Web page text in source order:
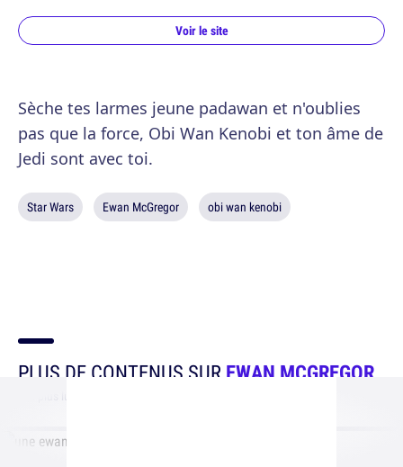
Voir le site
Sèche tes larmes jeune padawan et n'oublies
pas que la force, Obi Wan Kenobi et ton âme de
Jedi sont avec toi.
Star Wars Ewan McGregor obi wan kenobi
PLUS DE CONTENUS SUR EWAN MCGREGOR